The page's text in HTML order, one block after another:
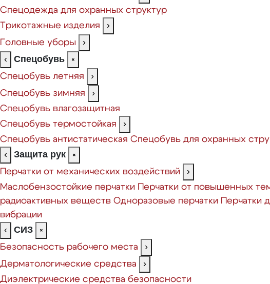
Спецодежда для охранных структур
Трикотажные изделия
›
Головные уборы
›
‹
Спецобувь
×
Спецобувь летняя
›
Спецобувь зимняя
›
Спецобувь влагозащитная
Спецобувь термостойкая
›
Спецобувь антистатическая Спецобувь для охранных
‹
Защита рук
×
Перчатки от механических воздействий
›
Маслобензостойкие перчатки Перчатки от повышенных
радиоактивных веществ Одноразовые перчатки Перчатки
вибрации
‹
СИЗ
×
Безопасность рабочего места
›
Дерматологические средства
›
Диэлектрические средства безопасности